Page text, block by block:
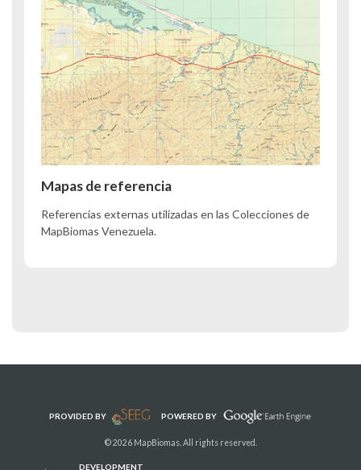
Mapas de referencia
Referencias externas utilizadas en las Colecciones de
MapBiomas Venezuela.
PROVIDED BY POWERED BY
© 2026 MapBiomas. All rights reserved.
DEVELOPMENT